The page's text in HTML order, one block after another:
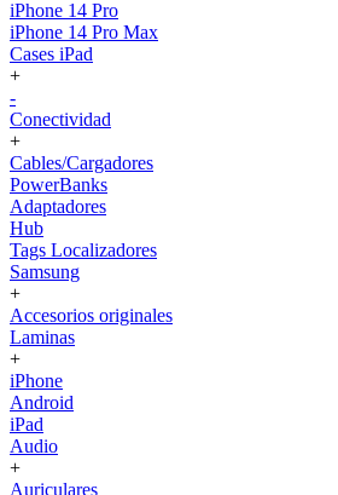
iPhone 14 Pro
iPhone 14 Pro Max
Cases iPad
+
-
Conectividad
+
Cables/Cargadores
PowerBanks
Adaptadores
Hub
Tags Localizadores
Samsung
+
Accesorios originales
Laminas
+
iPhone
Android
iPad
Audio
+
Auriculares